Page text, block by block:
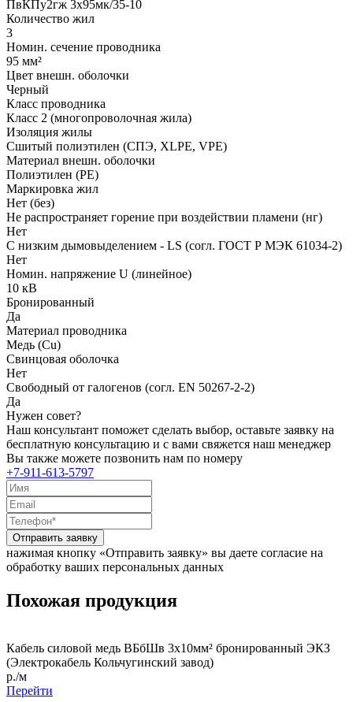
ПвКПу2гж 3x95мк/35-10
Количество жил
3
Номин. сечение проводника
95 мм²
Цвет внешн. оболочки
Черный
Класс проводника
Класс 2 (многопроволочная жила)
Изоляция жилы
Сшитый полиэтилен (СПЭ, XLPE, VPE)
Материал внешн. оболочки
Полиэтилен (PE)
Маркировка жил
Нет (без)
Не распространяет горение при воздействии пламени (нг)
Нет
С низким дымовыделением - LS (согл. ГОСТ Р МЭК 61034-2)
Нет
Номин. напряжение U (линейное)
10 кВ
Бронированный
Да
Материал проводника
Медь (Cu)
Свинцовая оболочка
Нет
Свободный от галогенов (согл. EN 50267-2-2)
Да
Нужен совет?
Наш консультант поможет сделать выбор, оставьте заявку на
бесплатную консультацию и с вами свяжется наш менеджер
Вы также можете позвонить нам по номеру
+7-911-613-5797
Отправить заявку
нажимая кнопку «Отправить заявку» вы даете согласие на
обработку ваших персональных данных
Похожая продукция
Кабель силовой медь ВБбШв 3x10мм² бронированный ЭКЗ
(Электрокабель Кольчугинский завод)
р./м
Перейти